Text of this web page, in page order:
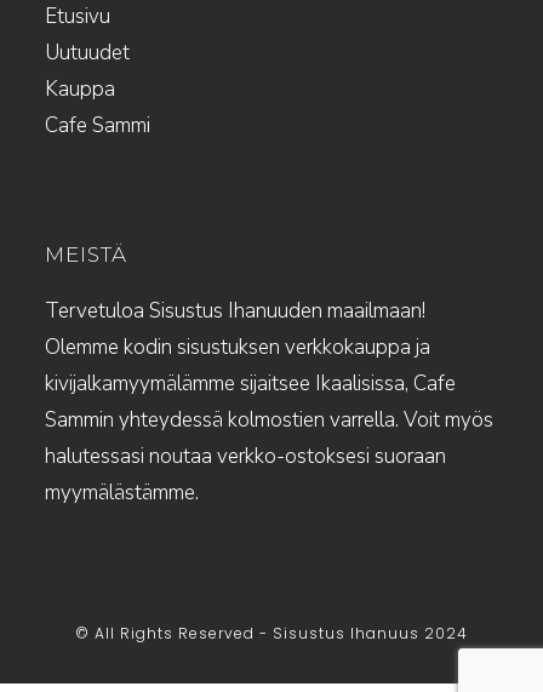
Etusivu
Uutuudet
Kauppa
Cafe Sammi
MEISTÄ
Tervetuloa Sisustus Ihanuuden maailmaan!
Olemme kodin sisustuksen verkkokauppa ja
kivijalkamyymälämme sijaitsee Ikaalisissa, Cafe
Sammin yhteydessä kolmostien varrella. Voit myös
halutessasi noutaa verkko-ostoksesi suoraan
myymälästämme.
© All Rights Reserved - Sisustus Ihanuus 2024